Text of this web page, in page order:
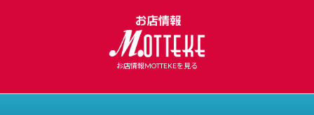
お店情報MOTTEKEを見る